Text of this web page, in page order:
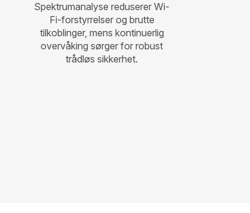
Spektrumanalyse reduserer Wi-
Fi-forstyrrelser og brutte
tilkoblinger, mens kontinuerlig
overvåking sørger for robust
trådløs sikkerhet.